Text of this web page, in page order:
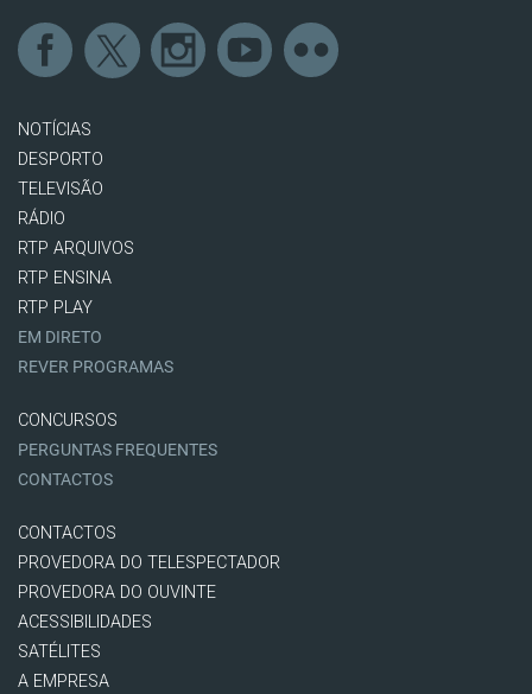
NOTÍCIAS
DESPORTO
TELEVISÃO
RÁDIO
RTP ARQUIVOS
RTP ENSINA
RTP PLAY
EM DIRETO
REVER PROGRAMAS
CONCURSOS
PERGUNTAS FREQUENTES
CONTACTOS
CONTACTOS
PROVEDORA DO TELESPECTADOR
PROVEDORA DO OUVINTE
ACESSIBILIDADES
SATÉLITES
A EMPRESA